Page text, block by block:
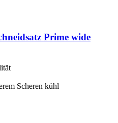
Prime wide
Scheren kühl